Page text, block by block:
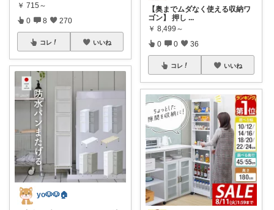
￥ 715～
0 8 270
コレ いいね
yo🐶🐶🏠
【奥までムダなく使える収納ワ
ゴン】 押し ...
￥ 8,499～
0 0 36
コレ いいね